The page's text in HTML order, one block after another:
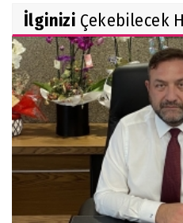
İlginizi Çekebilecek